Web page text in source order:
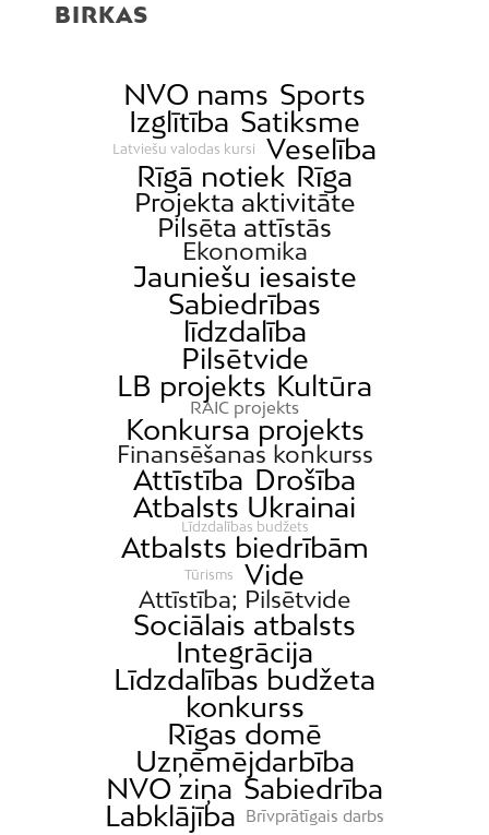
BIRKAS
NVO nams Sports
Izglītība Satiksme
Latviešu valodas kursi
Veselība
Rīgā notiek Rīga
Projekta aktivitāte
Pilsēta attīstās
Ekonomika
Jauniešu iesaiste
Sabiedrības
līdzdalība
Pilsētvide
LB projekts Kultūra
RAIC projekts
Konkursa projekts
Finansēšanas konkurss
Attīstība Drošība
Atbalsts Ukrainai
Līdzdalības budžets
Atbalsts biedrībām
Tūrisms Vide
Attīstība; Pilsētvide
Sociālais atbalsts
Integrācija
Līdzdalības budžeta
konkurss
Rīgas domē
Uzņēmējdarbība
NVO ziņa Sabiedrība
Labklājība
Brīvprātīgais darbs